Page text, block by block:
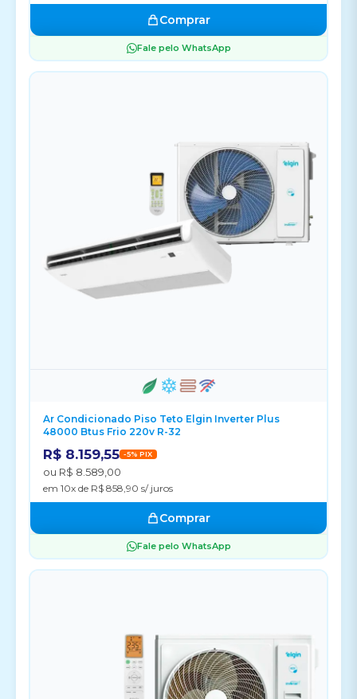
Comprar
Fale pelo WhatsApp
Ar Condicionado Piso Teto Elgin Inverter Plus
48000 Btus Frio 220v R-32
R$ 8.159,55 -5% PIX
ou R$ 8.589,00
em 10x de R$ 858,90 s/ juros
Comprar
Fale pelo WhatsApp